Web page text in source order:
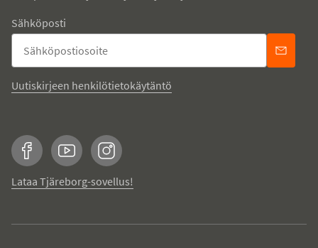
Sähköposti
Uutiskirjeen henkilötietokäytäntö
FacebookYouTubeInstagram
Lataa Tjäreborg-sovellus!